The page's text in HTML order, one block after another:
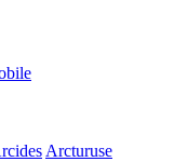
Arcturuse